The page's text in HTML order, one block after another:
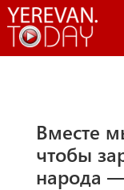
Вместе
чтобы
народа